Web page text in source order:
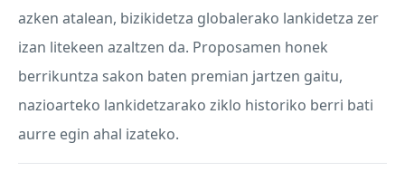
azken atalean, bizikidetza globalerako lankidetza zer
izan litekeen azaltzen da. Proposamen honek
berrikuntza sakon baten premian jartzen gaitu,
nazioarteko lankidetzarako ziklo historiko berri bati
aurre egin ahal izateko.